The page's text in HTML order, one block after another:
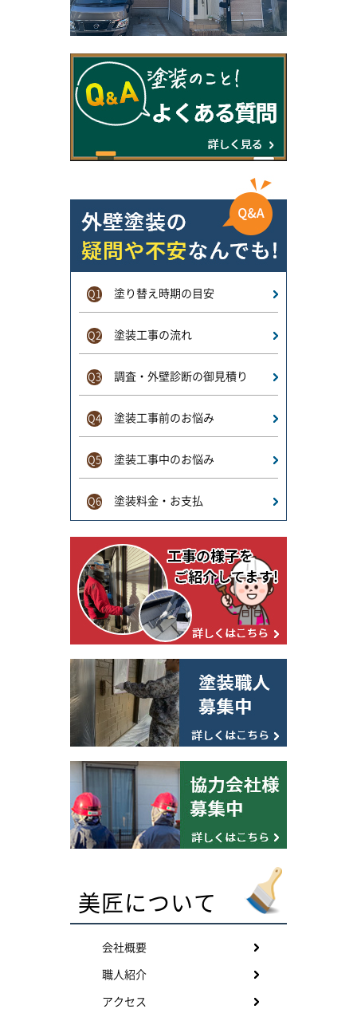
Q1 塗り替え時期の目安
Q2 塗装工事の流れ
Q3 調査・外壁診断の御見積り
Q4 塗装工事前のお悩み
Q5 塗装工事中のお悩み
Q6 塗装料金・お支払
美匠について
会社概要
職人紹介
アクセス